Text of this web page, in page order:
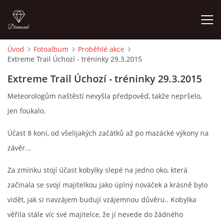
ÚVOD
STÁJ ECOLA (HAKLOVY DVORY)
ECOLA EQUESTRIAN
PROBĚHLÉ AKCE
Úvod Fotoalbum
Proběhlé akce
Extreme Trail Úchozí - tréninky 29.3.2015
Extreme Trail Úchozí - tréninky 29.3.2015
Meteorologům naštěstí nevyšla předpověď, takže nepršelo,
jen foukalo.
Účast 8 koní, od všelijakých začátků až po mazácké výkony na
závěr...
Za zmínku stojí účast kobylky slepé na jedno oko, která
začínala se svojí majitelkou jako úplný nováček a krásně bylo
vidět, jak si navzájem budují vzájemnou důvěru.. Kobylka
věřila stále víc své majitelce, že jí nevede do žádného